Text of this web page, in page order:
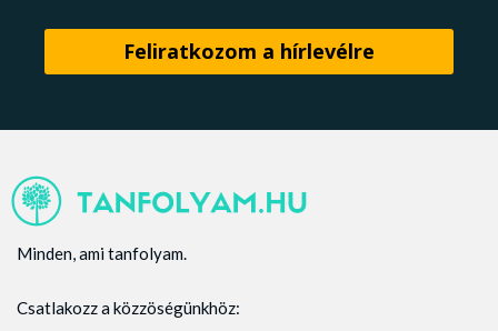
Minden, ami tanfolyam.
Csatlakozz a közzöségünkhöz: